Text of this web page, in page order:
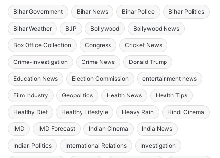
Bihar Government Bihar News Bihar Police Bihar Politics
Bihar Weather BJP Bollywood Bollywood News
Box Office Collection Congress Cricket News
Crime-Investigation Crime News Donald Trump
Education News Election Commission entertainment news
Film Industry Geopolitics Health News Health Tips
Healthy Diet Healthy Lifestyle Heavy Rain Hindi Cinema
IMD IMD Forecast Indian Cinema India News
Indian Politics International Relations Investigation